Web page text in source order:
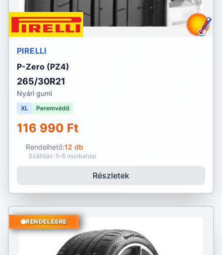
PIRELLI
P-Zero (PZ4)
265/30R21
Nyári gumi
XL Peremvédő
116 990 Ft
Rendelhető:12 db
Szállítás: 5-6 munkanap
Részletek
RENDELÉSRE